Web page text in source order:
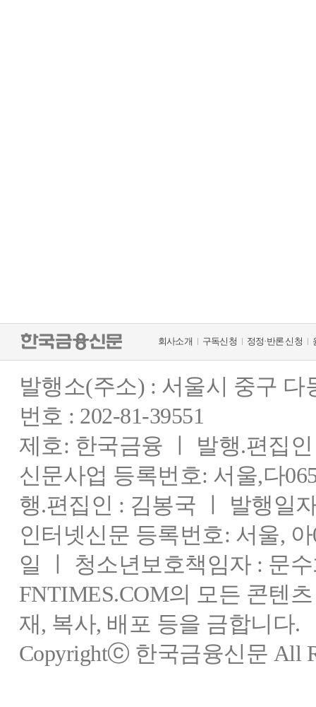
회사소개 구독신청 정정·반론 신청
발행소(주소) : 서울시 중구
번호 : 202-81-39551
제호: 한국금융 ㅣ 발행.편집
신문사업 등록번호: 서울,다
행.편집인 : 김봉국 ㅣ 발행일
인터넷신문 등록번호: 서울,
일 ㅣ 청소년보호책임자 : 문
FNTIMES.COM의 모든 콘텐
재, 복사, 배포 등을 금합니다.
Copyrightⓒ 한국금융신문 All